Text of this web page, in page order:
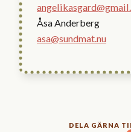
Åsa Anderberg
asa@sundmat.nu
DELA GÄRNA